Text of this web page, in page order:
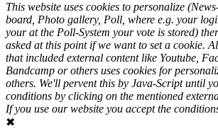
This website uses cookies to personalize
board, Photo gallery, Poll, where e.g. your
your at the Poll-System your vote is stored)
asked at this point if we want to set a cookie.
that included external content like Youtube,
Bandcamp or others uses cookies for
others. We'll pervent this by Java-Script until
conditions by clicking on the mentioned
If you use our website you accept the
✖